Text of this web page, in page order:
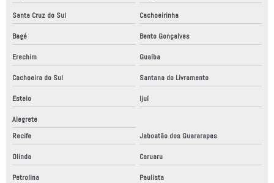
Santa Cruz do Sul Cachoeirinha
Bagé Bento Gonçalves
Erechim Guaíba
Cachoeira do Sul Santana do Livramento
Esteio Ijuí
Alegrete
Recife
Jaboatão dos Guararapes
Olinda Caruaru
Petrolina Paulista